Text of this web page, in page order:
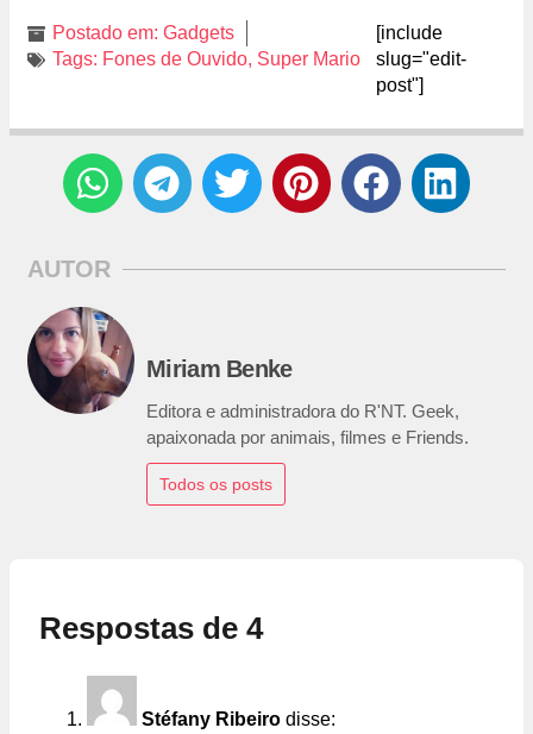
Postado em: Gadgets
Tags: Fones de Ouvido, Super Mario
[include
slug="edit-
post"]
AUTOR
Miriam Benke
Editora e administradora do R'NT. Geek,
apaixonada por animais, filmes e Friends.
Todos os posts
Respostas de 4
Stéfany Ribeiro disse: